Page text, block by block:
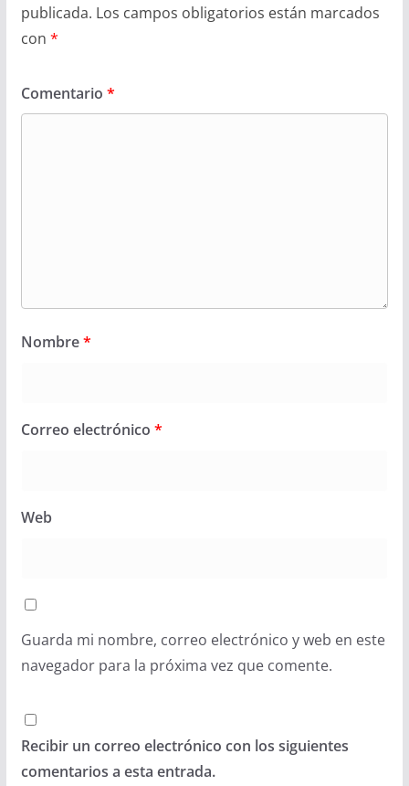
publicada. Los campos obligatorios están marcados
con *
Comentario *
Nombre*
Correo electrónico *
Web
Guarda mi nombre, correo electrónico y web en este
navegador para la próxima vez que comente.
Recibir un correo electrónico con los siguientes
comentarios a esta entrada.